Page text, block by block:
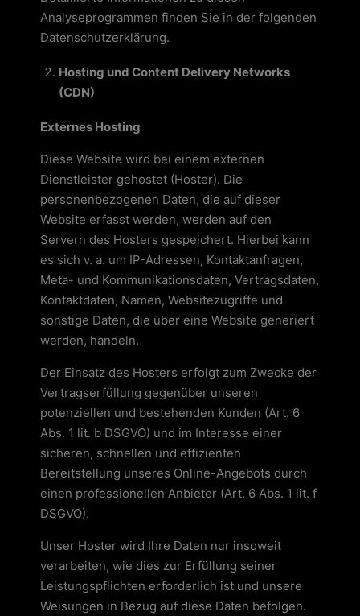
Analyseprogrammen finden Sie in der folgenden
Datenschutzerklärung.
Hosting und Content Delivery Networks
(CDN)
Externes Hosting
Diese Website wird bei einem externen
Dienstleister gehostet (Hoster). Die
personenbezogenen Daten, die auf dieser
Website erfasst werden, werden auf den
Servern des Hosters gespeichert. Hierbei kann
es sich v. a. um IP-Adressen, Kontaktanfragen,
Meta- und Kommunikationsdaten, Vertragsdaten,
Kontaktdaten, Namen, Websitezugriffe und
sonstige Daten, die über eine Website generiert
werden, handeln.
Der Einsatz des Hosters erfolgt zum Zwecke der
Vertragserfüllung gegenüber unseren
potenziellen und bestehenden Kunden (Art. 6
Abs. 1 lit. b DSGVO) und im Interesse einer
sicheren, schnellen und effizienten
Bereitstellung unseres Online-Angebots durch
einen professionellen Anbieter (Art. 6 Abs. 1 lit. f
DSGVO).
Unser Hoster wird Ihre Daten nur insoweit
verarbeiten, wie dies zur Erfüllung seiner
Leistungspflichten erforderlich ist und unsere
Weisungen in Bezug auf diese Daten befolgen.